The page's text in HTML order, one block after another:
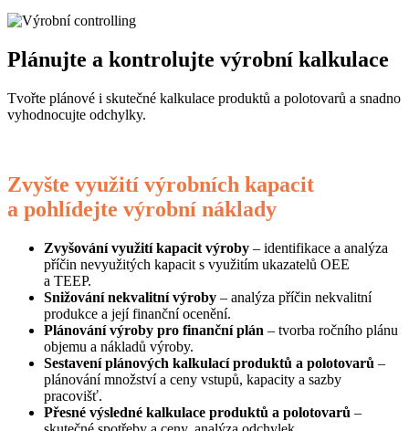
Plánujte a kontrolujte výrobní kalkulace
Tvořte plánové i skutečné kalkulace produktů a polotovarů a snadno
vyhodnocujte odchylky.
Zvyšte využití výrobních kapacit
a pohlídejte výrobní náklady
Zvyšování využití kapacit výroby – identifikace a analýza
příčin nevyužitých kapacit s využitím ukazatelů OEE
a TEEP.
Snižování nekvalitní výroby – analýza příčin nekvalitní
produkce a její finanční ocenění.
Plánování výroby pro finanční plán – tvorba ročního plánu
objemu a nákladů výroby.
Sestavení plánových kalkulací produktů a polotovarů –
plánování množství a ceny vstupů, kapacity a sazby
pracovišť.
Přesné výsledné kalkulace produktů a polotovarů –